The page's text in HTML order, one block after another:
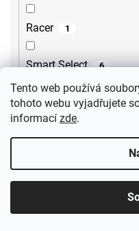
Tento web používá
tohoto webu vyjadřujete
informací zde.
Racer 1
Smart Select 6
Treneca 1
Metalia 54 3
Cubemix 6